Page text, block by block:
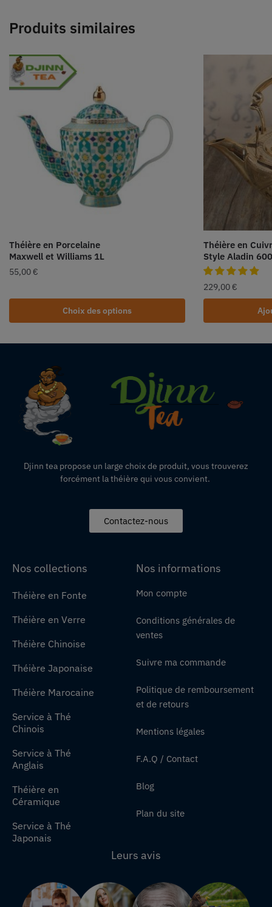
Produits similaires
Théière en Porcelaine
Maxwell et Williams 1L
55,00 €
Choix des options
Théière en
Style Aladin
229,00 €
Djinn tea propose un large choix de produit, vous trouverez
forcément la théière qui vous convient.
Contactez-nous
Nos collections
Théière en Fonte
Théière en Verre
Théière Chinoise
Théière Japonaise
Théière Marocaine
Service à Thé
Chinois
Service à Thé
Anglais
Théière en
Céramique
Service à Thé
Japonais
Nos informations
Mon compte
Conditions générales de
ventes
Suivre ma commande
Politique de remboursement
et de retours
Mentions légales
F.A.Q / Contact
Blog
Plan du site
Leurs avis